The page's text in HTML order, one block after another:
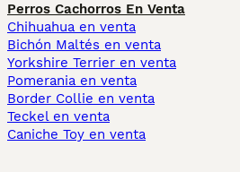
Perros Cachorros En Venta
Chihuahua en venta
Bichón Maltés en venta
Yorkshire Terrier en venta
Pomerania en venta
Border Collie en venta
Teckel en venta
Caniche Toy en venta